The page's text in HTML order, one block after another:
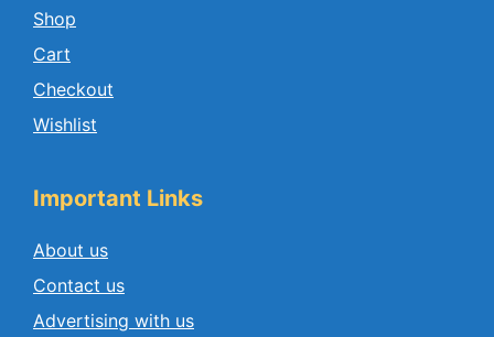
Shop
Cart
Checkout
Wishlist
Important Links
About us
Contact us
Advertising with us